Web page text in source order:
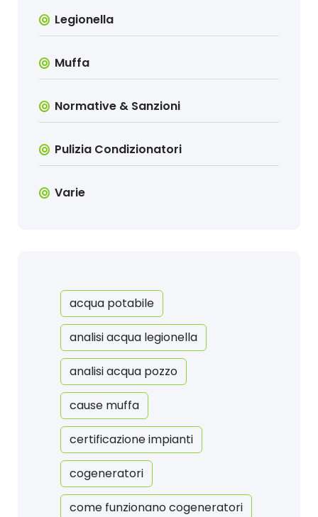
Legionella
Muffa
Normative & Sanzioni
Pulizia Condizionatori
Varie
acqua potabile
analisi acqua legionella
analisi acqua pozzo
cause muffa
certificazione impianti
cogeneratori
come funzionano cogeneratori